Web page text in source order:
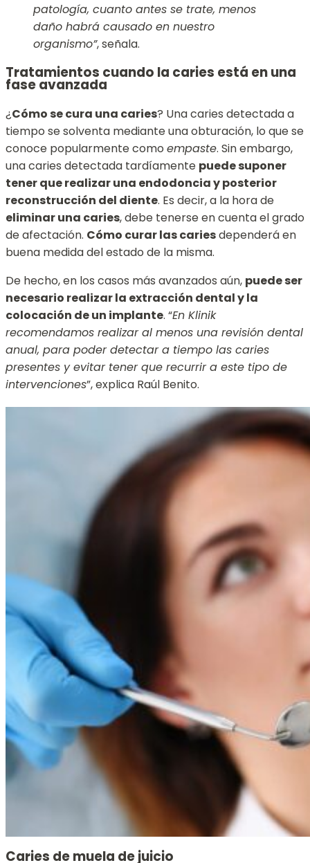
patología, cuanto antes se trate, menos
daño habrá causado en nuestro
organismo”, señala.
Tratamientos cuando la caries está en una
fase avanzada
¿Cómo se cura una caries? Una caries detectada a
tiempo se solventa mediante una obturación, lo que se
conoce popularmente como empaste. Sin embargo,
una caries detectada tardíamente puede suponer
tener que realizar una endodoncia y posterior
reconstrucción del diente. Es decir, a la hora de
eliminar una caries, debe tenerse en cuenta el grado
de afectación. Cómo curar las cariesdependerá en
buena medida del estado de la misma.
De hecho, en los casos más avanzados aún, puede ser
necesario realizar la extracción dental y la
colocación de un implante. “En Klinik
recomendamos realizar al menos una revisión dental
anual, para poder detectar a tiempo las caries
presentes y evitar tener que recurrir a este tipo de
intervenciones”, explica Raúl Benito.
Caries de muela de juicio